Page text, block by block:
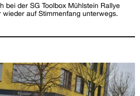
bei der SG Toolbox Mühlstein Rallye
auf Stimmenfang unterwegs.